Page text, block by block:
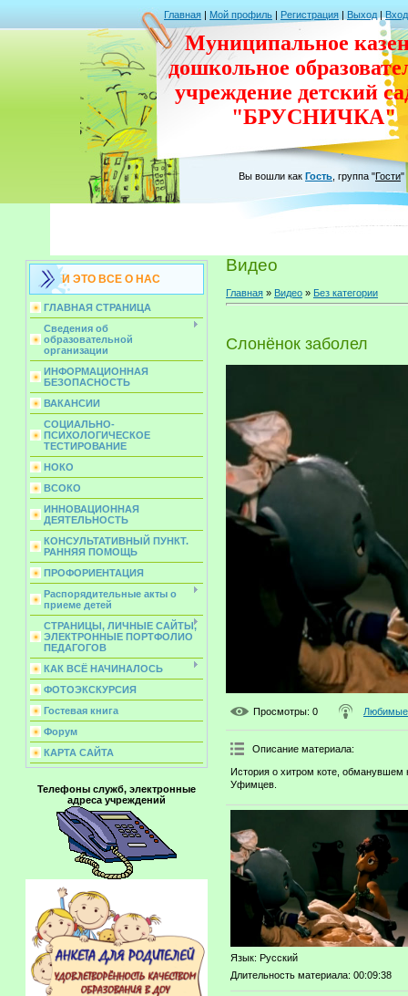
Главная | Мой профиль | Регистрация | Выход | Вход
Муниципальное
дошкольное
учреждение детский
"БРУСНИЧКА"
Вы вошли как Гость группа "Гости"
И ЭТО ВСЕ О НАС
ГЛАВНАЯ СТРАНИЦА
Сведения об
образовательной
организации
ИНФОРМАЦИОННАЯ
БЕЗОПАСНОСТЬ
ВАКАНСИИ
СОЦИАЛЬНО-
ПСИХОЛОГИЧЕСКОЕ
ТЕСТИРОВАНИЕ
НОКО
ВСОКО
ИННОВАЦИОННАЯ
ДЕЯТЕЛЬНОСТЬ
КОНСУЛЬТАТИВНЫЙ ПУНКТ.
РАННЯЯ ПОМОЩЬ
ПРОФОРИЕНТАЦИЯ
Распорядительные акты о
приеме детей
СТРАНИЦЫ, ЛИЧНЫЕ САЙТЫ,
ЭЛЕКТРОННЫЕ ПОРТФОЛИО
ПЕДАГОГОВ
КАК ВСЁ НАЧИНАЛОСЬ
ФОТОЭКСКУРСИЯ
Гостевая книга
Форум
КАРТА САЙТА
Телефоны служб, электронные
адреса учреждений
Видео
Главная » Видео » Без категории
Слонёнок заболел
Просмотры: 0 Любимые
Описание материала:
История о хитром коте,
Уфимцев.
Язык: Русский
Длительность материала: 00:09:38